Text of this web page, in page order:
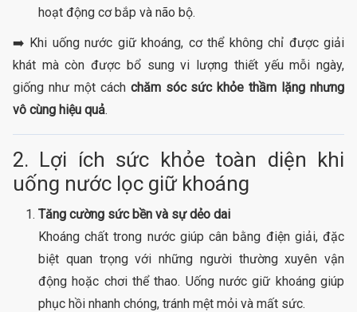
hoạt động cơ bắp và não bộ.
➡️ Khi uống nước giữ khoáng, cơ thể không chỉ được giải
khát mà còn được bổ sung vi lượng thiết yếu mỗi ngày,
giống như một cách chăm sóc sức khỏe thầm lặng nhưng
vô cùng hiệu quả.
2. Lợi ích sức khỏe toàn diện khi
uống nước lọc giữ khoáng
Tăng cường sức bền và sự dẻo dai
Khoáng chất trong nước giúp cân bằng điện giải, đặc
biệt quan trọng với những người thường xuyên vận
động hoặc chơi thể thao. Uống nước giữ khoáng giúp
phục hồi nhanh chóng, tránh mệt mỏi và mất sức.